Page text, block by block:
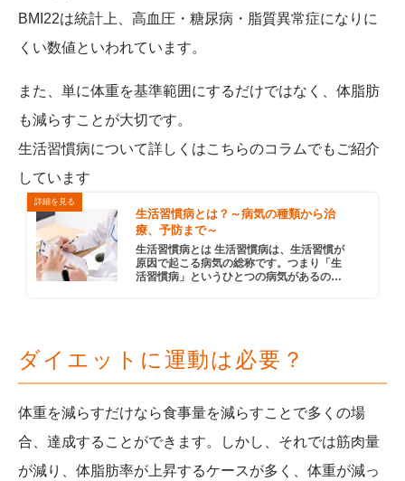
BMI22は統計上、高血圧・糖尿病・脂質異常症になりに
くい数値といわれています。
また、単に体重を基準範囲にするだけではなく、体脂肪
も減らすことが大切です。
生活習慣病について詳しくはこちらのコラムでもご紹介
しています
生活習慣病とは？～病気の種類から治
療、予防まで～
生活習慣病とは 生活習慣病は、生活習慣が
原因で起こる病気の総称です。つまり「生
活習慣病」というひとつの病気があるので
ダイエットに運動は必要？
体重を減らすだけなら食事量を減らすことで多くの場
合、達成することができます。
しかし、それでは筋肉量
が減り、体脂肪率が上昇するケースが多く、体重が減っ